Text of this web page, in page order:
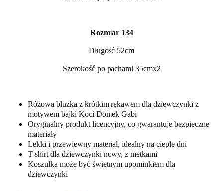
Rozmiar 134
Długość 52cm
Szerokość po pachami 35cmx2
Różowa bluzka z krótkim rękawem dla dziewczynki z
motywem bajki Koci Domek Gabi
Oryginalny produkt licencyjny, co gwarantuje bezpieczne
materiały
Lekki i przewiewny materiał, idealny na ciepłe dni
T-shirt dla dziewczynki nowy, z metkami
Koszulka może być świetnym upominkiem dla
dziewczynki